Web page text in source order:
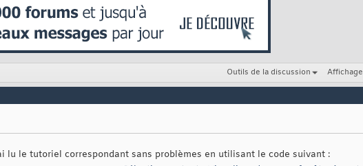
Outils de la discussion Affichage
lu le tutoriel correspondant sans problèmes en utilisant le code suivant :